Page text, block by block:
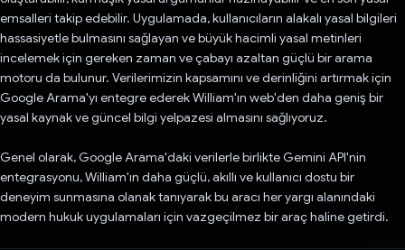
emsalleri takip edebilir. Uygulamada, kullanıcıların alakalı yasal bilgileri
hassasiyetle bulmasını sağlayan ve büyük hacimli yasal metinleri
incelemek için gereken zaman ve çabayı azaltan güçlü bir arama
motoru da bulunur. Verilerimizin kapsamını ve derinliğini artırmak için
Google Arama'yı entegre ederek William'ın web'den daha geniş bir
yasal kaynak ve güncel bilgi yelpazesi almasını sağlıyoruz.
Genel olarak, Google Arama'daki verilerle birlikte Gemini API'nin
entegrasyonu, William'ın daha güçlü, akıllı ve kullanıcı dostu bir
deneyim sunmasına olanak tanıyarak bu aracı her yargı alanındaki
modern hukuk uygulamaları için vazgeçilmez bir araç haline getirdi.